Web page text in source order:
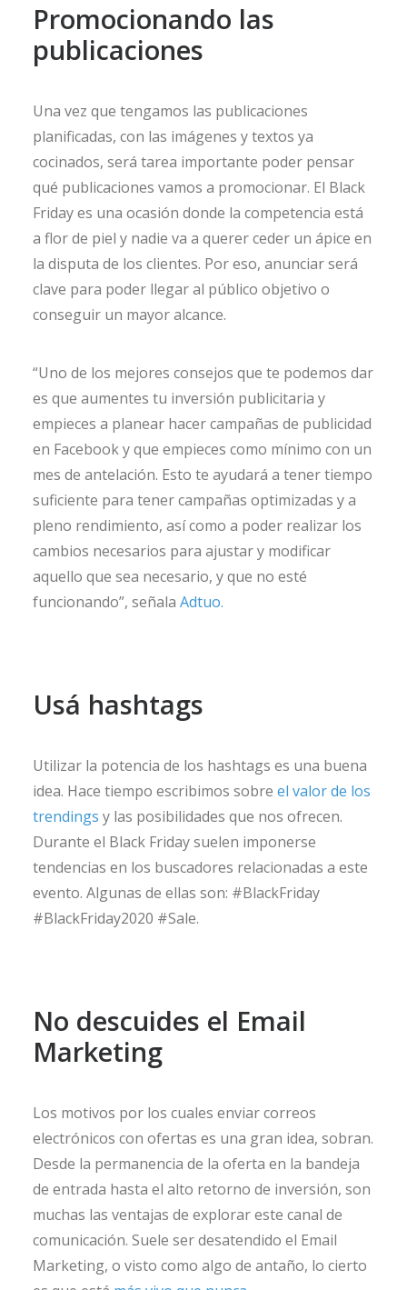
Promocionando las
publicaciones
Una vez que tengamos las publicaciones
planificadas, con las imágenes y textos ya
cocinados, será tarea importante poder pensar
qué publicaciones vamos a promocionar. El Black
Friday es una ocasión donde la competencia está
a flor de piel y nadie va a querer ceder un ápice en
la disputa de los clientes. Por eso, anunciar será
clave para poder llegar al público objetivo o
conseguir un mayor alcance.
“Uno de los mejores consejos que te podemos dar
es que aumentes tu inversión publicitaria y
empieces a planear hacer campañas de publicidad
en Facebook y que empieces como mínimo con un
mes de antelación. Esto te ayudará a tener tiempo
suficiente para tener campañas optimizadas y a
pleno rendimiento, así como a poder realizar los
cambios necesarios para ajustar y modificar
aquello que sea necesario, y que no esté
funcionando”, señala Adtuo.
Usá hashtags
Utilizar la potencia de los hashtags es una buena
idea. Hace tiempo escribimos sobre el valor de los
trendings y las posibilidades que nos ofrecen.
Durante el Black Friday suelen imponerse
tendencias en los buscadores relacionadas a este
evento. Algunas de ellas son: #BlackFriday
#BlackFriday2020 #Sale.
No descuides el Email
Marketing
Los motivos por los cuales enviar correos
electrónicos con ofertas es una gran idea, sobran.
Desde la permanencia de la oferta en la bandeja
de entrada hasta el alto retorno de inversión, son
muchas las ventajas de explorar este canal de
comunicación. Suele ser desatendido el Email
Marketing, o visto como algo de antaño, lo cierto